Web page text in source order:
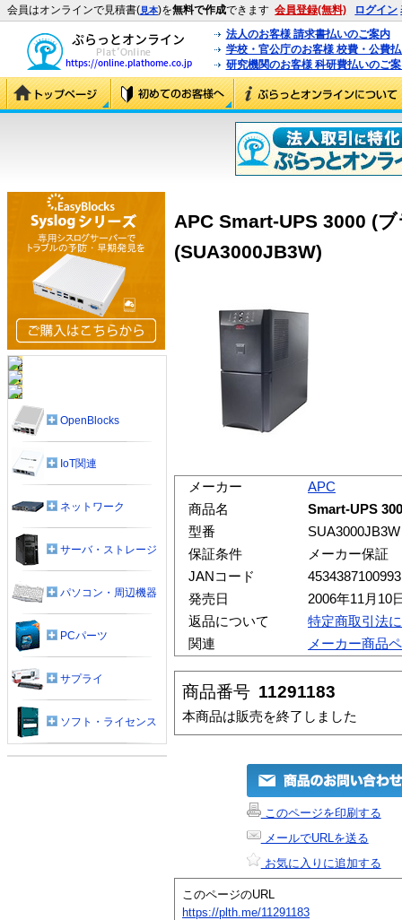
会員はオンラインで見積書(見本)を無料で作成できます 会員登録(無料) ログイン
法人のお客様 請求書払いのご案内
学校・官公庁のお客様 校費・公費
研究機関のお客様 科研費払いのご
APC Smart-UPS 3000 (
(SUA3000JB3W)
メーカー
APC
商品名
Smart-UPS
型番
SUA3000JB3W
保証条件
メーカー保証
JANコード
4534387100993
発売日
2006年11月10
返品について
特定商取引法
関連
メーカー商品
商品番号 11291183
本商品は販売を終了しました
このページを印刷する
メールでURLを送る
お気に入りに追加する
このページのURL
https://plth.me/11291183
OpenBlocks
IoT関連
ネットワーク
サーバ・ストレージ
パソコン・周辺機器
PCパーツ
サプライ
ソフト・ライセンス